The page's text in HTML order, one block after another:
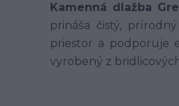
Kamenná dlažba
prináša čistý,
priestor a podporuje
vyrobený z